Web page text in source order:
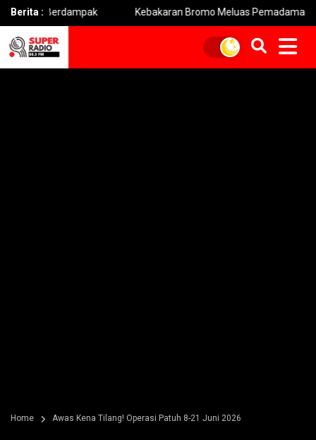
Berita :
Berdampak Kebakaran Bromo Meluas Pemadaman
Home Awas Kena Tilang! Operasi Patuh 8-21 Juni 2026